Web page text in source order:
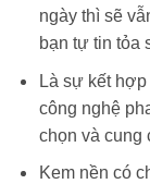
ngày thì sẽ
bạn tự tin tỏa
Là sự kết
công nghệ
chọn và cung
Kem nền có